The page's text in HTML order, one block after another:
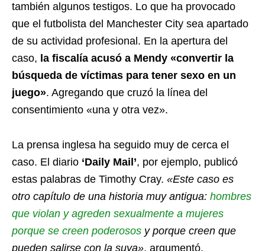
también algunos testigos. Lo que ha provocado
que el futbolista del Manchester City sea apartado
de su actividad profesional. En la apertura del
caso, la fiscalía acusó a Mendy «convertir la
búsqueda de víctimas para tener sexo en un
juego». Agregando que cruzó la línea del
consentimiento «una y otra vez».
La prensa inglesa ha seguido muy de cerca el
caso. El diario ‘Daily Mail’, por ejemplo, publicó
estas palabras de Timothy Cray. «Este caso es
otro capítulo de una historia muy antigua: hombres
que violan y agreden sexualmente a mujeres
porque se creen poderosos y porque creen que
pueden salirse con la suya», argumentó.